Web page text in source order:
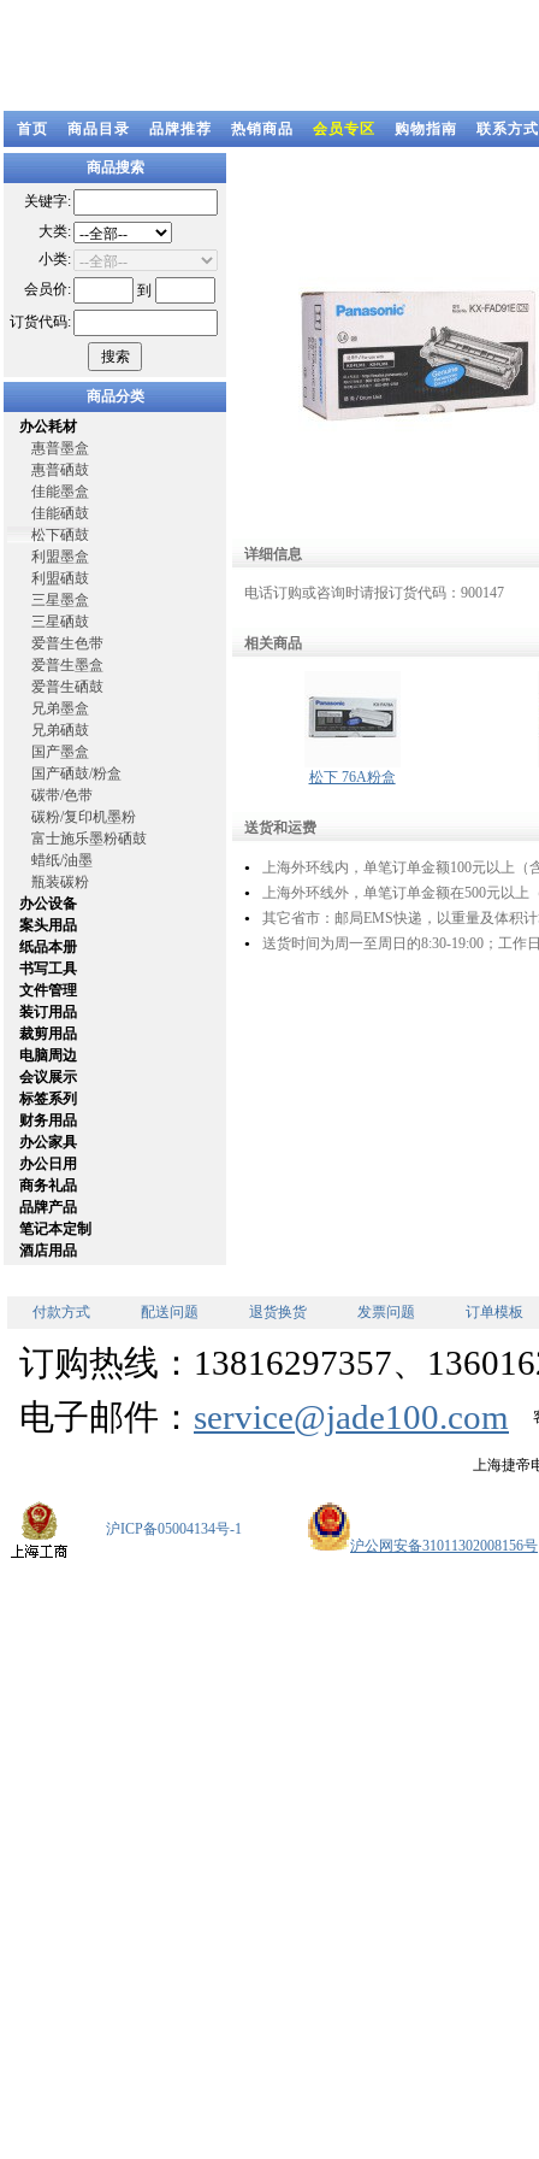
首页 商品目录 品牌推荐 热销商品 会员专区 购物指南 联系方式
商品搜索
关键字:
大类:
小类:
会员价:
到
订货代码:
商品分类
办公耗材
惠普墨盒
惠普硒鼓
佳能墨盒
佳能硒鼓
松下硒鼓
利盟墨盒
利盟硒鼓
三星墨盒
三星硒鼓
爱普生色带
爱普生墨盒
爱普生硒鼓
兄弟墨盒
兄弟硒鼓
国产墨盒
国产硒鼓/粉盒
碳带/色带
碳粉/复印机墨粉
富士施乐墨粉硒鼓
蜡纸/油墨
瓶装碳粉
办公设备
案头用品
纸品本册
书写工具
文件管理
装订用品
裁剪用品
电脑周边
会议展示
标签系列
财务用品
办公家具
办公日用
商务礼品
品牌产品
笔记本定制
酒店用品
详细信息
电话订购或咨询时请报订货代码：900147
相关商品
松下 76A粉盒
送货和运费
● 上海外环线内，单笔订单金额100元以上（
● 上海外环线外，单笔订单金额在500元以上
● 其它省市：邮局EMS快递，以重量及体积
● 送货时间为周一至周日的8:30-19:00；工作
付款方式 配送问题 退货换货 发票问题 订单模板
订购热线：13816297357、
电子邮件： service@jade100.com
上海捷帝
沪ICP备05004134号-1
沪公网安备31011302008156号